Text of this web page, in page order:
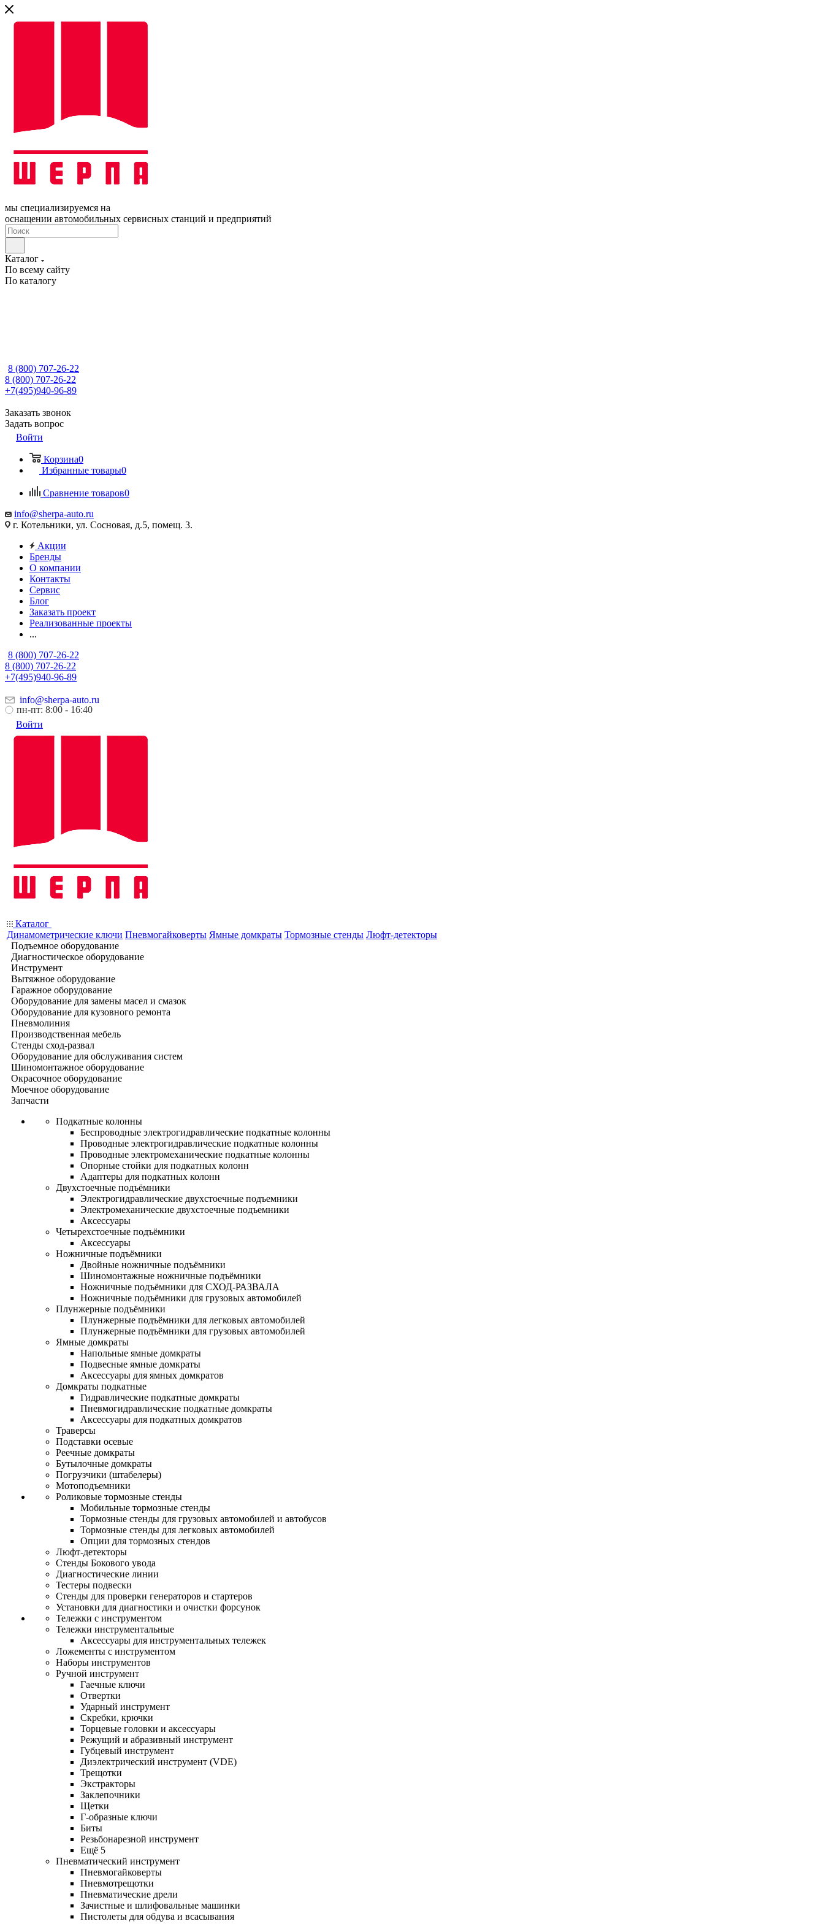
мы специализируемся на
оснащении автомобильных сервисных станций и предприятий
Каталог
По всему сайту
По каталогу
8 (800) 707-26-22
8 (800) 707-26-22
+7(495)940-96-89
Заказать звонок
Задать вопрос
Войти
Корзина0
Избранные товары0
Сравнение товаров0
info@sherpa-auto.ru
г. Котельники, ул. Сосновая, д.5, помещ. 3.
Акции
Бренды
О компании
Контакты
Сервис
Блог
Заказать проект
Реализованные проекты
...
8 (800) 707-26-22
8 (800) 707-26-22
+7(495)940-96-89
info@sherpa-auto.ru
пн-пт: 8:00 - 16:40
Войти
Каталог
Динамометрические ключи Пневмогайковерты Ямные домкраты Тормозные стенды Люфт-детекторы
Подъемное оборудование
Диагностическое оборудование
Инструмент
Вытяжное оборудование
Гаражное оборудование
Оборудование для замены масел и смазок
Оборудование для кузовного ремонта
Пневмолиния
Производственная мебель
Стенды сход-развал
Оборудование для обслуживания систем
Шиномонтажное оборудование
Окрасочное оборудование
Моечное оборудование
Запчасти
Подкатные колонны
Беспроводные электрогидравлические подкатные колонны
Проводные электрогидравлические подкатные колонны
Проводные электромеханические подкатные колонны
Опорные стойки для подкатных колонн
Адаптеры для подкатных колонн
Двухстоечные подъёмники
Электрогидравлические двухстоечные подъемники
Электромеханические двухстоечные подъемники
Аксессуары
Четырехстоечные подъёмники
Аксессуары
Ножничные подъёмники
Двойные ножничные подъёмники
Шиномонтажные ножничные подъёмники
Ножничные подъёмники для СХОД-РАЗВАЛА
Ножничные подъёмники для грузовых автомобилей
Плунжерные подъёмники
Плунжерные подъёмники для легковых автомобилей
Плунжерные подъёмники для грузовых автомобилей
Ямные домкраты
Напольные ямные домкраты
Подвесные ямные домкраты
Аксессуары для ямных домкратов
Домкраты подкатные
Гидравлические подкатные домкраты
Пневмогидравлические подкатные домкраты
Аксессуары для подкатных домкратов
Траверсы
Подставки осевые
Реечные домкраты
Бутылочные домкраты
Погрузчики (штабелеры)
Мотоподъемники
Роликовые тормозные стенды
Мобильные тормозные стенды
Тормозные стенды для грузовых автомобилей и автобусов
Тормозные стенды для легковых автомобилей
Опции для тормозных стендов
Люфт-детекторы
Стенды Бокового увода
Диагностические линии
Тестеры подвески
Стенды для проверки генераторов и стартеров
Установки для диагностики и очистки форсунок
Тележки с инструментом
Тележки инструментальные
Аксессуары для инструментальных тележек
Ложементы с инструментом
Наборы инструментов
Ручной инструмент
Гаечные ключи
Отвертки
Ударный инструмент
Скребки, крючки
Торцевые головки и аксессуары
Режущий и абразивный инструмент
Губцевый инструмент
Диэлектрический инструмент (VDE)
Трещотки
Экстракторы
Заклепочники
Щетки
Г-образные ключи
Биты
Резьбонарезной инструмент
Ещё 5
Пневматический инструмент
Пневмогайковерты
Пневмотрещотки
Пневматические дрели
Зачистные и шлифовальные машинки
Пистолеты для обдува и всасывания